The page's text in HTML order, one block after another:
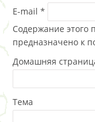
E-mail *
Содержание этого
предназначено к
Домашняя
Тема